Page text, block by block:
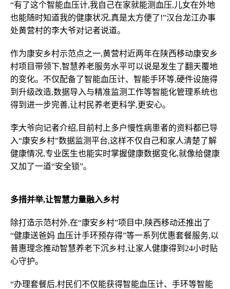
“有了这个智能血压计,我自己在家就能测血压,儿女在外地
也能随时知道我的健康状况,真是太方便了!”汉台龙江办事
处黄营村的李大爷对记者说道。
作为康安乡村示范点之一,黄营村近两年在陕西移动康安乡
村项目带领下,智慧养老服务水平可以说是发生了翻天覆地
的变化。不仅配备了智能血压计、智能手环等,硬件设施得
到升级改造,数据导入与精准监测工作等智能化管理系统也
得到进一步完善,让村民养老更科学,更安心。
李大爷向记者介绍,目前村上多户慢性病患者的资料都已导
入“康安乡村”数据监测平台,这样不仅自己和家人清楚了解
健康情况,专业医生也能实时掌握健康数据变化,就像给健康
又加了一道“安全锁”。
多措并举,让智慧力量融入乡村
除打造示范村外,在“康安乡村”项目中,陕西移动还推出了
“健康送爸妈 血压计手环预存得”等一系列优惠套餐服务,以
普惠理念推动智慧养老下沉乡村,让家人健康得到24小时贴
心守护。
“办理套餐后,村民们不仅能获得智能血压计、手环等智能